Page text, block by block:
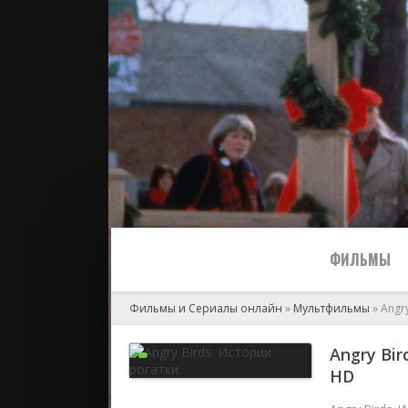
ФИЛЬМЫ
2024
Фильмы и Сериалы онлайн » Мультфильмы »
Angry
HD